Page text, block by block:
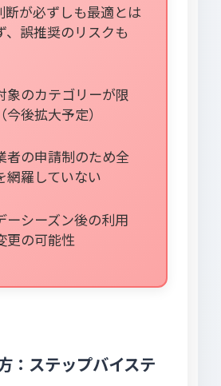
断が必ずしも最適とは
、誤推奨のリスクも
象のカテゴリーが限
今後拡大予定）
者の申請制のため全
網羅していない
ーシーズン後の利用
更の可能性
：ステップバイステ